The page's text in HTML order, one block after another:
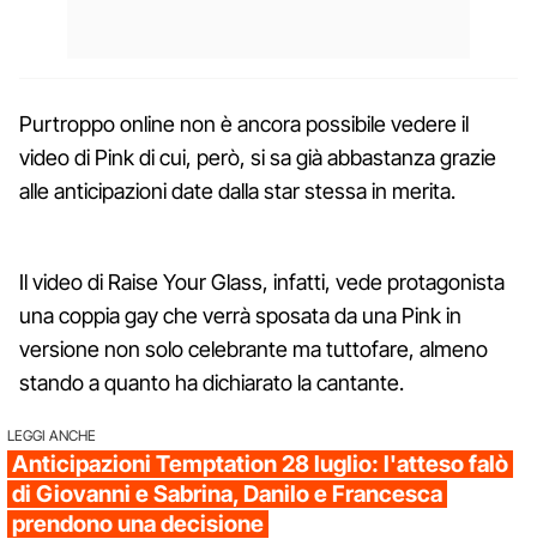
Purtroppo online non è ancora possibile vedere il
video di Pink di cui, però, si sa già abbastanza grazie
alle anticipazioni date dalla star stessa in merita.
Il video di Raise Your Glass, infatti, vede protagonista
una coppia gay che verrà sposata da una Pink in
versione non solo celebrante ma tuttofare, almeno
stando a quanto ha dichiarato la cantante.
LEGGI ANCHE
Anticipazioni Temptation 28 luglio: l'atteso falò
di Giovanni e Sabrina, Danilo e Francesca
prendono una decisione